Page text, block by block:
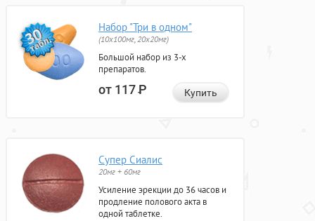
Набор "Три в одном"
(10x100мг, 20x20мг)
Большой набор из 3-х
препаратов.
от 117Р Купить
Супер Сиалис
20мг + 60мг
Усиление эрекции до 36 часов и
продление полового акта в
одной таблетке.